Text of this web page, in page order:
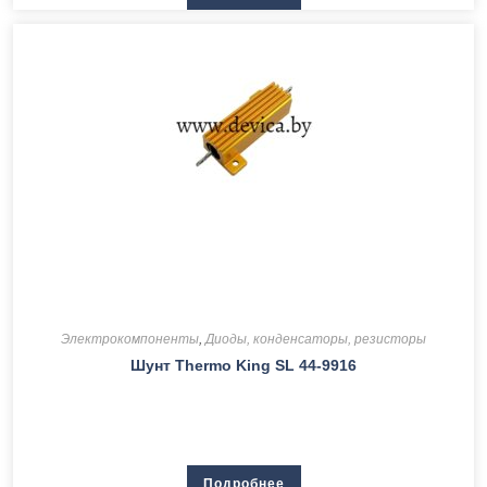
Электрокомпоненты Диоды, конденсаторы, резисторы
Шунт Thermo King SL 44-9916
Подробнее